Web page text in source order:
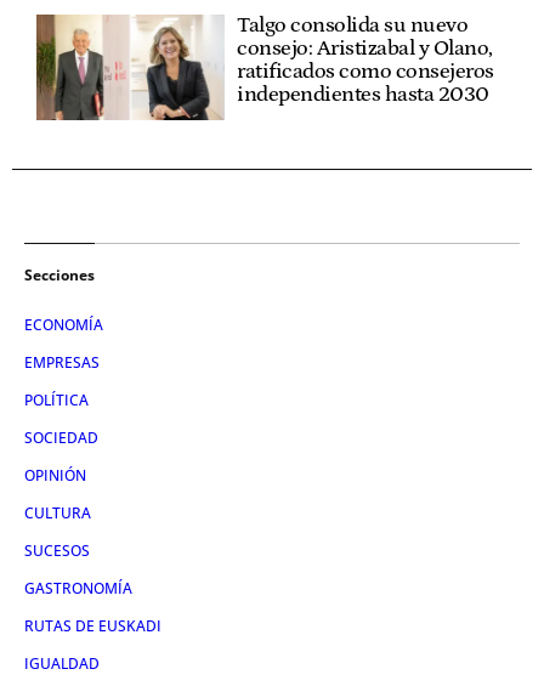
Talgo consolida su nuevo
consejo: Aristizabal y Olano,
ratificados como consejeros
independientes hasta 2030
Secciones
ECONOMÍA
EMPRESAS
POLÍTICA
SOCIEDAD
OPINIÓN
CULTURA
SUCESOS
GASTRONOMÍA
RUTAS DE EUSKADI
IGUALDAD